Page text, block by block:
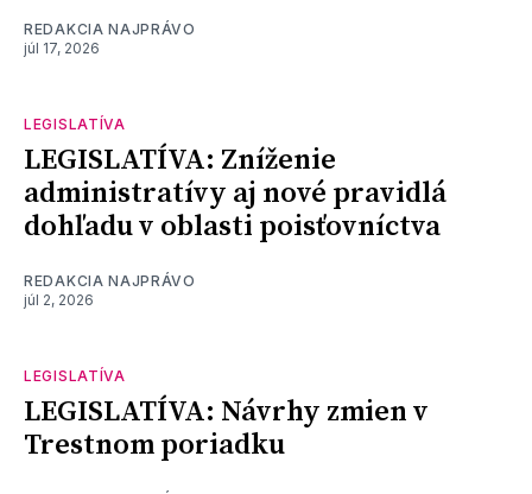
REDAKCIA NAJPRÁVO
júl 17, 2026
LEGISLATÍVA
LEGISLATÍVA: Zníženie
administratívy aj nové pravidlá
dohľadu v oblasti poisťovníctva
REDAKCIA NAJPRÁVO
júl 2, 2026
LEGISLATÍVA
LEGISLATÍVA: Návrhy zmien v
Trestnom poriadku